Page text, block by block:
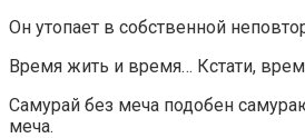
Он утопает в собственной
Время жить и время… Кстати,
Самурай без меча подобен
меча.